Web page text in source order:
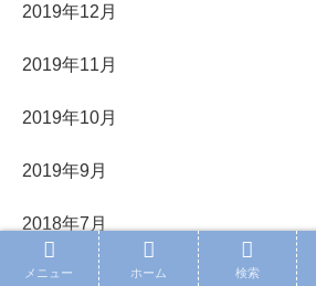
2019年12月
2019年11月
2019年10月
2019年9月
2018年7月
2018年5月
メニュー ホーム 検索